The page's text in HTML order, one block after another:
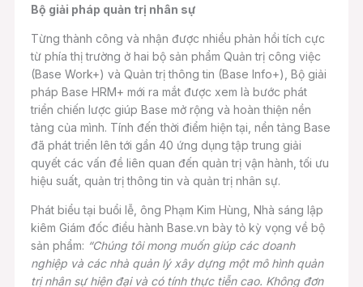
Bộ giải pháp quản trị nhân sự
Từng thành công và nhận được nhiều phản hồi tích cực
từ phía thị trường ở hai bộ sản phẩm Quản trị công việc
(Base Work+) và Quản trị thông tin (Base Info+), Bộ giải
pháp Base HRM+ mới ra mắt được xem là bước phát
triển chiến lược giúp Base mở rộng và hoàn thiện nền
tảng của mình. Tính đến thời điểm hiện tại, nền tảng Base
đã phát triển lên tới gần 40 ứng dụng tập trung giải
quyết các vấn đề liên quan đến quản trị vận hành, tối ưu
hiệu suất, quản trị thông tin và quản trị nhân sự.
Phát biểu tại buổi lễ, ông Phạm Kim Hùng, Nhà sáng lập
kiêm Giám đốc điều hành Base.vn bày tỏ kỳ vọng về bộ
sản phẩm: “Chúng tôi mong muốn giúp các doanh
nghiệp và các nhà quản lý xây dựng một mô hình quản
trị nhân sự hiện đại và có tính thực tiễn cao. Không đơn